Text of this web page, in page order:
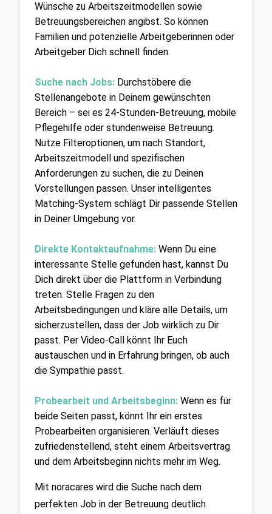
Wünsche zu Arbeitszeitmodellen sowie
Betreuungsbereichen angibst. So können
Familien und potenzielle Arbeitgeberinnen oder
Arbeitgeber Dich schnell finden.
Suche nach Jobs: Durchstöbere die
Stellenangebote in Deinem gewünschten
Bereich – sei es 24-Stunden-Betreuung, mobile
Pflegehilfe oder stundenweise Betreuung.
Nutze Filteroptionen, um nach Standort,
Arbeitszeitmodell und spezifischen
Anforderungen zu suchen, die zu Deinen
Vorstellungen passen. Unser intelligentes
Matching-System schlägt Dir passende Stellen
in Deiner Umgebung vor.
Direkte Kontaktaufnahme: Wenn Du eine
interessante Stelle gefunden hast, kannst Du
Dich direkt über die Plattform in Verbindung
treten. Stelle Fragen zu den
Arbeitsbedingungen und kläre alle Details, um
sicherzustellen, dass der Job wirklich zu Dir
passt. Per Video-Call könnt Ihr Euch
austauschen und in Erfahrung bringen, ob auch
die Sympathie passt.
Probearbeit und Arbeitsbeginn: Wenn es für
beide Seiten passt, könnt Ihr ein erstes
Probearbeiten organisieren. Verläuft dieses
zufriedenstellend, steht einem Arbeitsvertrag
und dem Arbeitsbeginn nichts mehr im Weg.
Mit noracares wird die Suche nach dem
perfekten Job in der Betreuung deutlich